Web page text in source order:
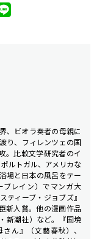
、ビオラ奏者の母親に
り、フィレンツェの国
。比較文学研究者のイ
ルトガル、アメリカな
場と日本の風呂をテー
ブレイン）でマンガ大
ティーブ・ジョブズ』
新人賞。他の漫画作品
新潮社）など。『国境
ん』（文藝春秋）、